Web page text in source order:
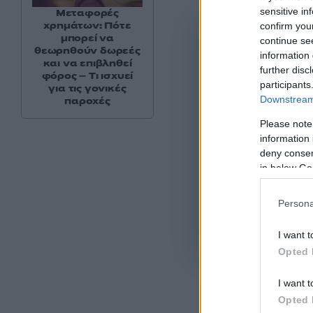
sensitive
confirm
continue
information
further
Please
information
deny
in below
I want
Opted
I want
Opted
. Το site
Μεταφορές
χρημάτων: Πότε
μπορεί να
θεωρηθούν δωρεές
και να επιβληθεί
φόρος – Τι ισχυεί
για τις γονικές
παροχές